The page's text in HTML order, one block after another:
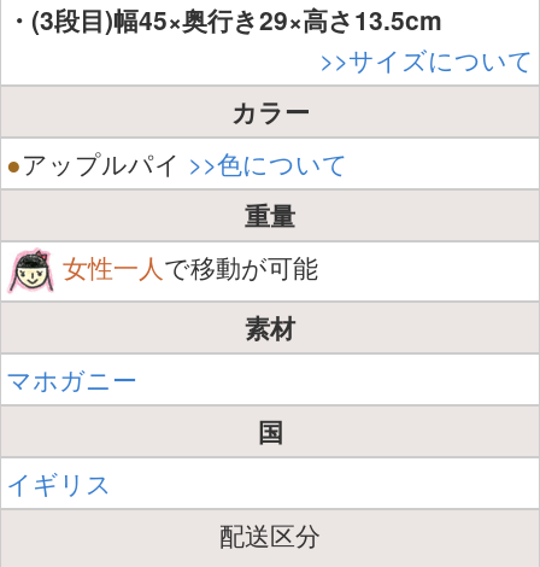
・(3段目)幅45×奥行き29×高さ13.5cm
>>サイズについて
カラー
●アップルパイ >>色について
重量
女性一人で移動が可能
素材
マホガニー
国
イギリス
配送区分